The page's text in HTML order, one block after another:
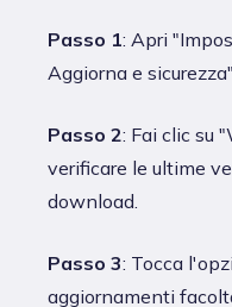
Passo 1: Apri
Aggiorna e
Passo 2: Fai clic su
verificare le ultime
download.
Passo 3: Tocca
aggiornamenti